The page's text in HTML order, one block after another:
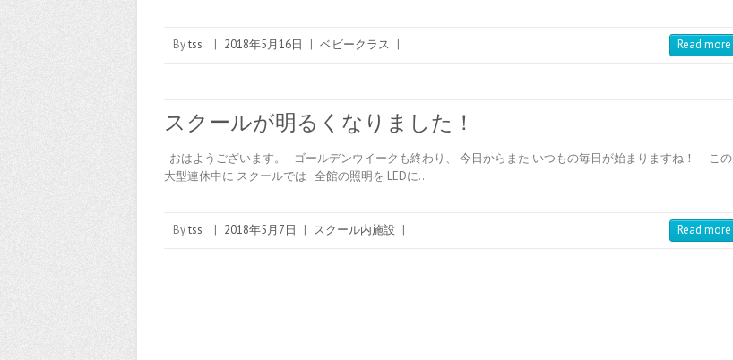
Bytss | 2018年5月16日 | ベビークラス | Read more
スクールが明るくなりました！
おはようございます。 ゴールデンウイークも終わり、 今日からまた いつもの毎日が始まりますね！ この
大型連休中に スクールでは 全館の照明を LEDに…
Bytss | 2018年5月7日 | スクール内施設 | Read more